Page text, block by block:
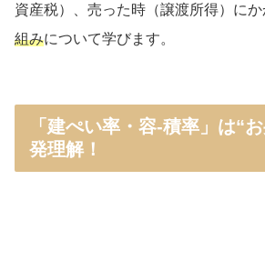
資産税）、売った時（譲渡所得）にか
組みについて学びます。
「建ぺい率・容-積率」は“
発理解！